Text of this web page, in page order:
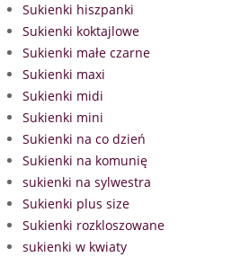
Sukienki hiszpanki
Sukienki koktajlowe
Sukienki małe czarne
Sukienki maxi
Sukienki midi
Sukienki mini
Sukienki na co dzień
Sukienki na komunię
sukienki na sylwestra
Sukienki plus size
Sukienki rozkloszowane
sukienki w kwiaty